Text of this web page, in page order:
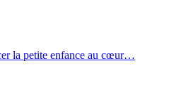
la petite enfance au cœur…